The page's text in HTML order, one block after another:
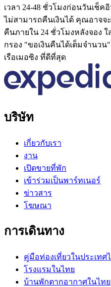
เวลา 24-48 ชั่วโมงก่อนวันเช็
ไม่สามารถคืนเงินได้ คุณอาจจ
คืนภายใน 24 ชั่วโมงหลังจอง
กรอง "ขอเงินคืนได้เต็มจำนวน
เรือเมอซิง ที่ดีที่สุด
บริษัท
เกี่ยวกับเรา
งาน
เปิดขายที่พัก
เข้าร่วมเป็นพาร์ทเนอร์
ข่าวสาร
โฆษณา
การเดินทาง
คู่มือท่องเที่ยวในประเทศ
โรงแรมในไทย
บ้านพักตากอากาศในไทย